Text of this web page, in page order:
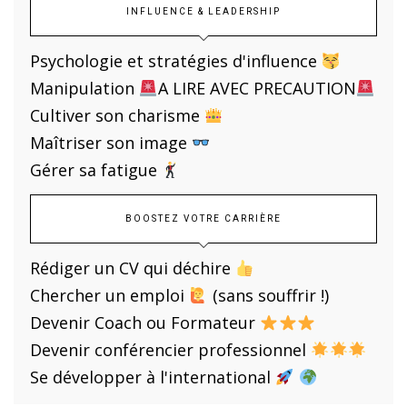
INFLUENCE & LEADERSHIP
Psychologie et stratégies d'influence
Manipulation
A LIRE AVEC PRECAUTION
Cultiver son charisme
Maîtriser son image
Gérer sa fatigue
BOOSTEZ VOTRE CARRIÈRE
Rédiger un CV qui déchire
Chercher un emploi
(sans souffrir !)
Devenir Coach ou Formateur
Devenir conférencier professionnel
Se développer à l'international